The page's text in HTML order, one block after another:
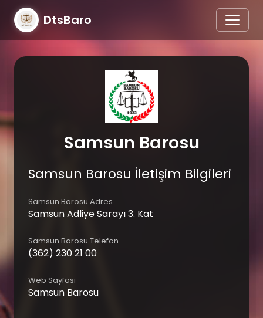
DtsBaro
Samsun Barosu
Samsun Barosu İletişim Bilgileri
Samsun Barosu Adres
Samsun Adliye Sarayı 3. Kat
Samsun Barosu Telefon
(362) 230 21 00
Web Sayfası
Samsun Barosu